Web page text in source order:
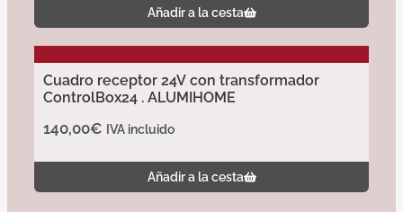
Añadir a la cesta
Cuadro receptor 24V con transformador
ControlBox24 . ALUMIHOME
140,00€ IVA incluido
Añadir a la cesta